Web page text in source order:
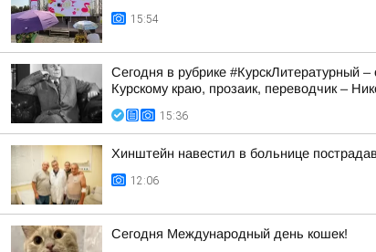
15:54
Сегодня в рубрике #КурскЛитературный
Курскому краю, прозаик, переводчик –
15:36
Хинштейн навестил в больнице
12:06
Сегодня Международный день кошек!